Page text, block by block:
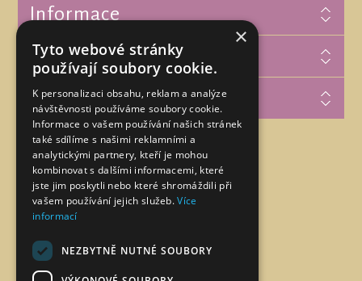
Informace
Zákaznická podpora
Můj účet
Najdete nás na
×
Tyto webové stránky
používají soubory cookie.
K personalizaci obsahu, reklam a analýze
návštěvnosti používáme soubory cookie.
Informace o vašem používání našich stránek
také sdílíme s našimi reklamními a
analytickými partnery, kteří je mohou
kombinovat s dalšími informacemi, které
jste jim poskytli nebo které shromáždili při
vašem používání jejich služeb.Více
informací
NEZBYTNĚ NUTNÉ SOUBORY